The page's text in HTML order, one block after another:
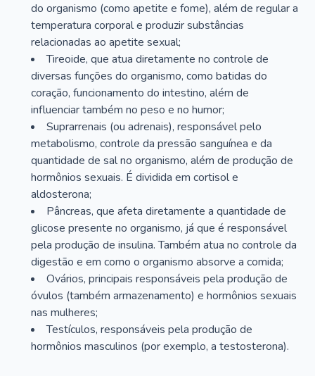
do organismo (como apetite e fome), além de regular a
temperatura corporal e produzir substâncias
relacionadas ao apetite sexual;
Tireoide, que atua diretamente no controle de
diversas funções do organismo, como batidas do
coração, funcionamento do intestino, além de
influenciar também no peso e no humor;
Suprarrenais (ou adrenais), responsável pelo
metabolismo, controle da pressão sanguínea e da
quantidade de sal no organismo, além de produção de
hormônios sexuais. É dividida em cortisol e
aldosterona;
Pâncreas, que afeta diretamente a quantidade de
glicose presente no organismo, já que é responsável
pela produção de insulina. Também atua no controle da
digestão e em como o organismo absorve a comida;
Ovários, principais responsáveis pela produção de
óvulos (também armazenamento) e hormônios sexuais
nas mulheres;
Testículos, responsáveis pela produção de
hormônios masculinos (por exemplo, a testosterona).